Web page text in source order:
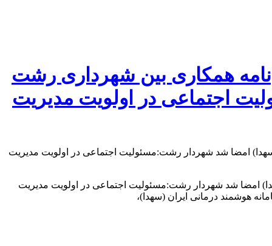
همکاری بین شهرداری رشت
اجتماعی در اولویت مدیریت
امضا شد شهردار رشت:مسئولیت اجتماعی در اولویت مدیریت
هوشمند درمانی ایران (سهدا)،